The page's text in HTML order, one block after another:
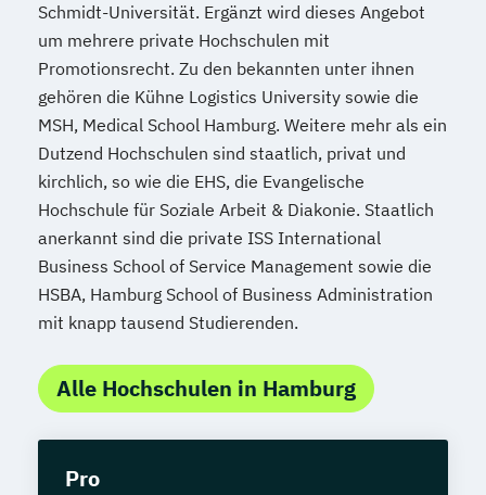
Handelsenglisch (LCCI)
Handelsfachwirt (IHK)
Hauptschulabschluss (Erster
allgemeinbildender Schulabschluss)
Haus- und Grundstücksverwalter
Haustechnik
Hauswirtschafter
Heilpraktiker/in - Vorbereitung auf die
amtsärztliche Überprüfung
Homöopathie Hotelbetriebswirt
IT-Betriebswirt IT-Bürofachkraft
IT-Servicetechniker
Immobilienfachwirt (IHK)
Immobilienmakler
Immobilienmanagement
Industriefachwirt (IHK)
Schmidt-Universität. Ergänzt wird dieses Angebot
um mehrere private Hochschulen mit
Promotionsrecht. Zu den bekannten unter ihnen
gehören die Kühne Logistics University sowie die
MSH, Medical School Hamburg. Weitere mehr als ein
Dutzend Hochschulen sind staatlich, privat und
kirchlich, so wie die EHS, die Evangelische
Hochschule für Soziale Arbeit & Diakonie. Staatlich
anerkannt sind die private ISS International
Business School of Service Management sowie die
HSBA, Hamburg School of Business Administration
mit knapp tausend Studierenden.
Alle Hochschulen in Hamburg
Pro